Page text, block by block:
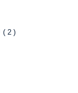
( 2 )